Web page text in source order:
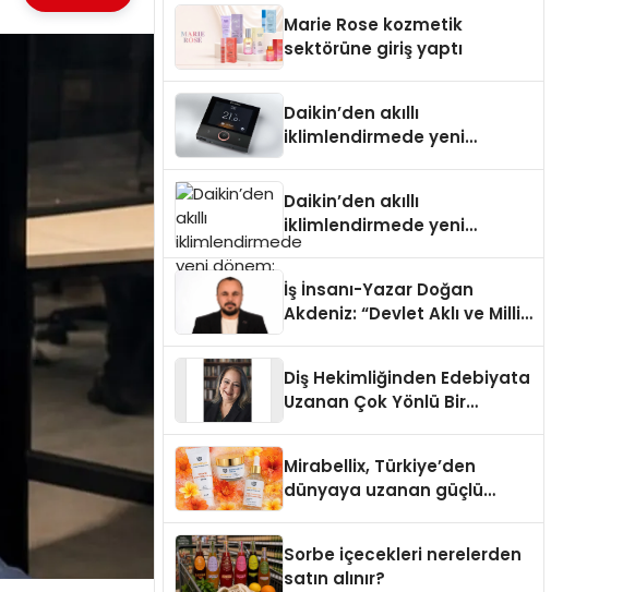
Onaylarını Aldı
Marie Rose kozmetik
sektörüne giriş yaptı
Daikin’den akıllı
iklimlendirmede yeni
Daikin’den akıllı
iklimlendirmede yeni
dönem: Madoka Plus
İş İnsanı-Yazar Doğan
Akdeniz: “Devlet Aklı ve Milli
Diş Hekimliğinden Edebiyata
Uzanan Çok Yönlü Bir
Mirabellix, Türkiye’den
dünyaya uzanan güçlü
Sorbe içecekleri nerelerden
satın alınır?